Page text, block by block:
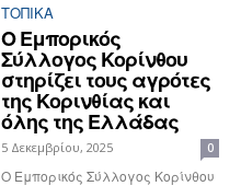
ΤΟΠΙΚΑ
Ο Εμπορικός
Σύλλογος Κορίνθου
στηρίζει τους αγρότες
της Κορινθίας και
όλης της Ελλάδας
5 Δεκεμβρίου, 2025 0
Ο Εμπορικός Σύλλογος Κορίνθου